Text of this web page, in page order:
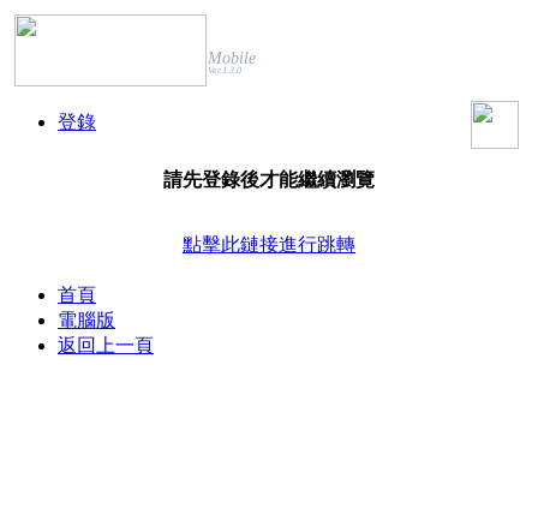
Mobile
Ver.1.3.0
登錄
請先登錄後才能繼續瀏覽
點擊此鏈接進行跳轉
首頁
電腦版
返回上一頁